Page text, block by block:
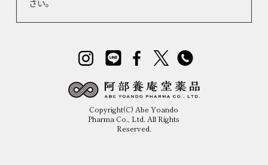
さい。
Copyright(C) Abe Yoando
Pharma Co., Ltd. All Rights
Reserved.